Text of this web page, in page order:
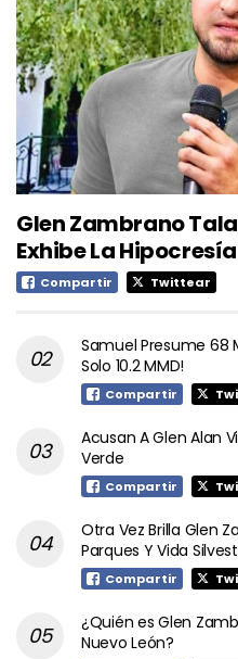
Glen Zambrano
Exhibe La Hipocresía
Compartir Twittear
Samuel Presume 68
Solo 10.2 MMD!
Compartir
Acusan A Glen Alan
Verde
Compartir
Otra Vez Brilla Glen
Parques Y Vida
Compartir
¿Quién es Glen
Nuevo León?